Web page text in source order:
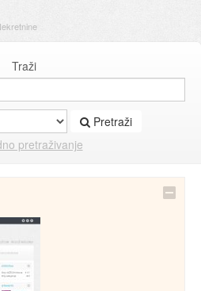
Traži
Pretraži
pretraživanje